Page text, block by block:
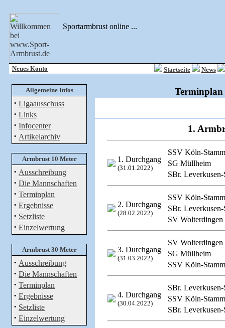
Sportarmbrust online ...
Neues Konto Startseite News
Allgemeine Infos
· Ligaausschuss
· Links
· Infocenter
· Artikelarchiv
Armbrust 10 Meter
· Ausschreibung
· Die Mannschaften
· Terminplan
· Ergebnisse
· Setzliste
· Einzelwertung
Armbrust 30 Meter
· Ausschreibung
· Die Mannschaften
· Terminplan
· Ergebnisse
· Setzliste
· Einzelwertung
1.
1. Durchgang
(31.01.2022)
SSV Köln-
SG Müllheim
SBr.
2. Durchgang
(28.02.2022)
SSV Köln-
SBr.
SV Wolterdingen
3. Durchgang
(31.03.2022)
SV Wolterdingen
SG Müllheim
SSV Köln-
4. Durchgang
(30.04.2022)
SBr.
SSV Köln-
SBr.